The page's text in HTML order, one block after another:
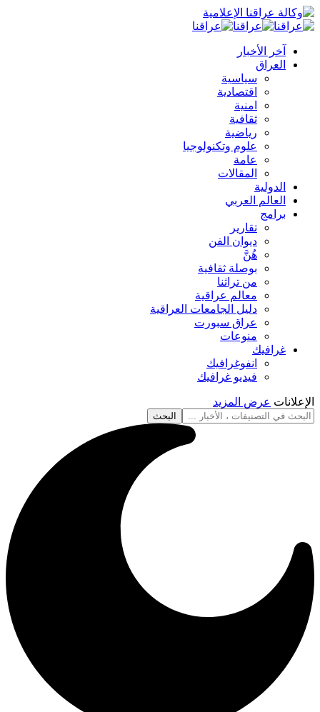
آخر الأخبار
العراق
سياسية
اقتصادية
امنية
ثقافية
رياضية
علوم وتكنولوجيا
عامة
المقالات
الدولية
العالم العربي
برامج
تقارير
ديوان الفن
هُنَّ
بوصلة ثقافية
من تراثنا
معالم عراقية
دليل الجامعات العراقية
عراق سبورت
منوعات
غرافيك
انفوغرافيك
فيديو غرافيك
الإعلانات عرض المزيد